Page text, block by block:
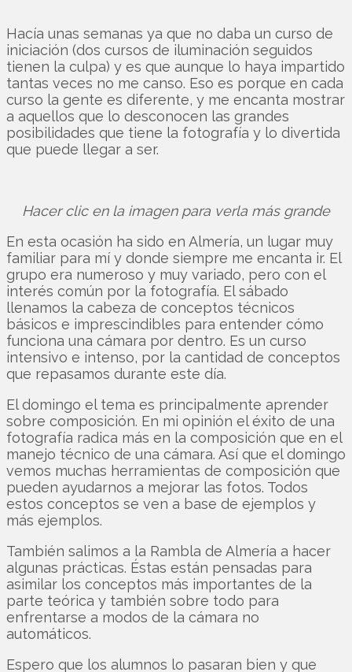
Hacía unas semanas ya que no daba un curso de
iniciación (dos cursos de iluminación seguidos
tienen la culpa) y es que aunque lo haya impartido
tantas veces no me canso. Eso es porque en cada
curso la gente es diferente, y me encanta mostrar
a aquellos que lo desconocen las grandes
posibilidades que tiene la fotografía y lo divertida
que puede llegar a ser.
Hacer clic en la imagen para verla más grande
En esta ocasión ha sido en Almería, un lugar muy
familiar para mí y donde siempre me encanta ir. El
grupo era numeroso y muy variado, pero con el
interés común por la fotografía. El sábado
llenamos la cabeza de conceptos técnicos
básicos e imprescindibles para entender cómo
funciona una cámara por dentro. Es un curso
intensivo e intenso, por la cantidad de conceptos
que repasamos durante este día.
El domingo el tema es principalmente aprender
sobre composición. En mi opinión el éxito de una
fotografía radica más en la composición que en el
manejo técnico de una cámara. Así que el domingo
vemos muchas herramientas de composición que
pueden ayudarnos a mejorar las fotos. Todos
estos conceptos se ven a base de ejemplos y
más ejemplos.
También salimos a la Rambla de Almería a hacer
algunas prácticas. Éstas están pensadas para
asimilar los conceptos más importantes de la
parte teórica y también sobre todo para
enfrentarse a modos de la cámara no
automáticos.
Espero que los alumnos lo pasaran bien y que